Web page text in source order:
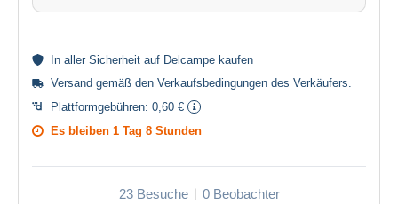
In aller Sicherheit auf Delcampe kaufen
Versand gemäß den Verkaufsbedingungen des Verkäufers.
Plattformgebühren: 0,60 €
Es bleiben 1 Tag 8 Stunden
23 Besuche 0 Beobachter